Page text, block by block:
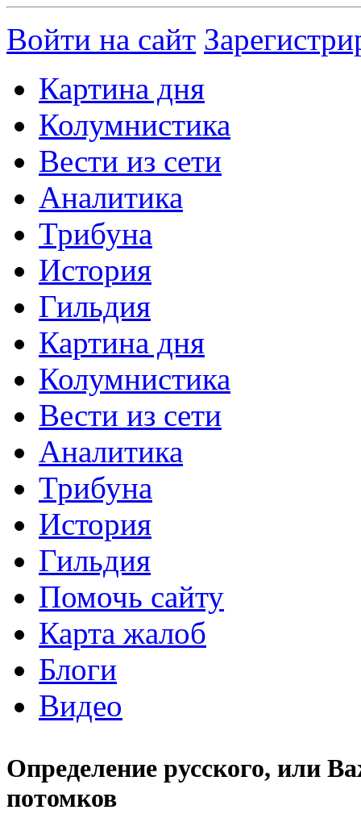
Войти на сайт
Картина дня
Колумнистика
Вести из сети
Аналитика
Трибуна
История
Гильдия
Картина дня
Колумнистика
Вести из сети
Аналитика
Трибуна
История
Гильдия
Помочь сайту
Карта жалоб
Блоги
Видео
Определение русского, или
потомков